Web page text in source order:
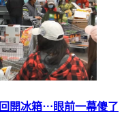
開冰箱⋯眼前一幕傻了